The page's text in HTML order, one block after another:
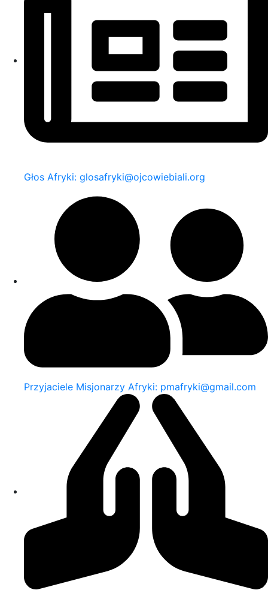
Głos Afryki: glosafryki@ojcowiebiali.org
Przyjaciele Misjonarzy Afryki: pmafryki@gmail.com